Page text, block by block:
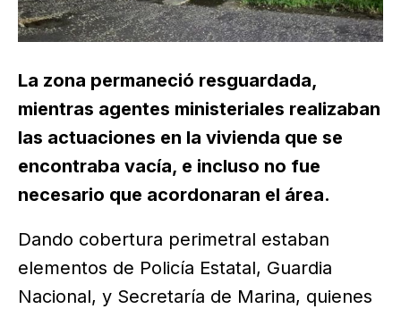
La zona permaneció resguardada,
mientras agentes ministeriales realizaban
las actuaciones en la vivienda que se
encontraba vacía, e incluso no fue
necesario que acordonaran el área.
Dando cobertura perimetral estaban
elementos de Policía Estatal, Guardia
Nacional, y Secretaría de Marina, quienes